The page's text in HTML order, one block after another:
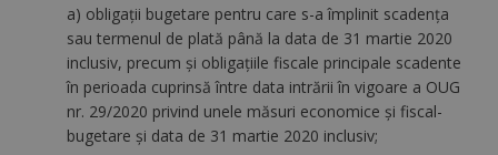
a) obligaţii bugetare pentru care s-a împlinit scadenţa
sau termenul de plată până la data de 31 martie 2020
inclusiv, precum şi obligaţiile fiscale principale scadente
în perioada cuprinsă între data intrării în vigoare a OUG
nr. 29/2020 privind unele măsuri economice şi fiscal-
bugetare şi data de 31 martie 2020 inclusiv;